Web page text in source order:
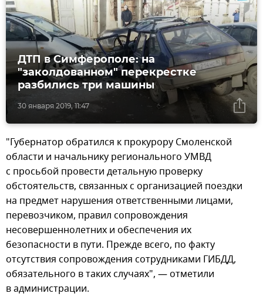
30 января 2019, 11:47
ДТП в Симферополе: на
"заколдованном" перекрестке
разбились три машины
"Губернатор обратился к прокурору Смоленской
области и начальнику регионального УМВД
с просьбой провести детальную проверку
обстоятельств, связанных с организацией поездки
на предмет нарушения ответственными лицами,
перевозчиком, правил сопровождения
несовершеннолетних и обеспечения их
безопасности в пути. Прежде всего, по факту
отсутствия сопровождения сотрудниками ГИБДД,
обязательного в таких случаях", — отметили
в администрации.